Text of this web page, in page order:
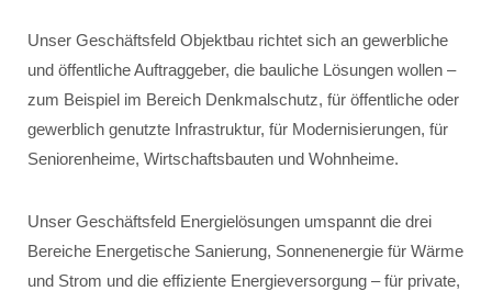
Unser Geschäftsfeld Objektbau richtet sich an gewerbliche
und öffentliche Auftraggeber, die bauliche Lösungen wollen –
zum Beispiel im Bereich Denkmalschutz, für öffentliche oder
gewerblich genutzte Infrastruktur, für Modernisierungen, für
Seniorenheime, Wirtschaftsbauten und Wohnheime.
Unser Geschäftsfeld Energielösungen umspannt die drei
Bereiche Energetische Sanierung, Sonnenenergie für Wärme
und Strom und die effiziente Energieversorgung – für private,